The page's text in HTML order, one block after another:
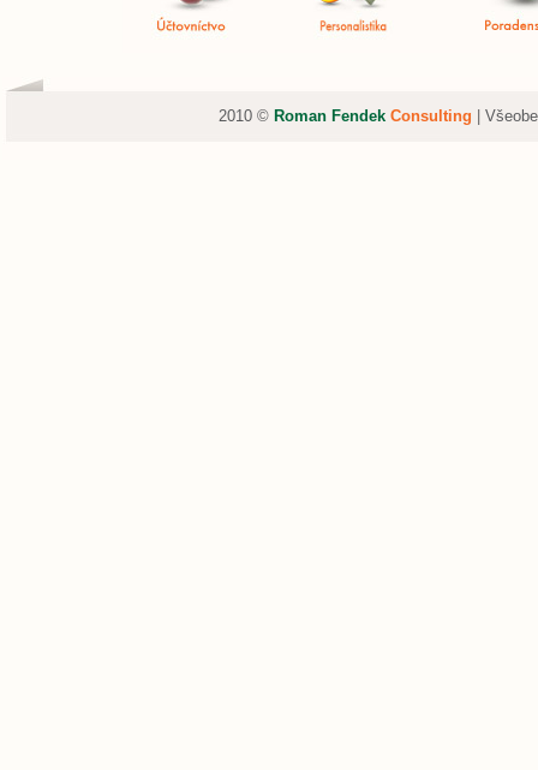
2010 © Roman Fendek Consulting